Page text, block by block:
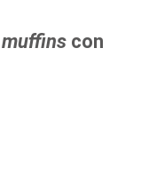
muffins con